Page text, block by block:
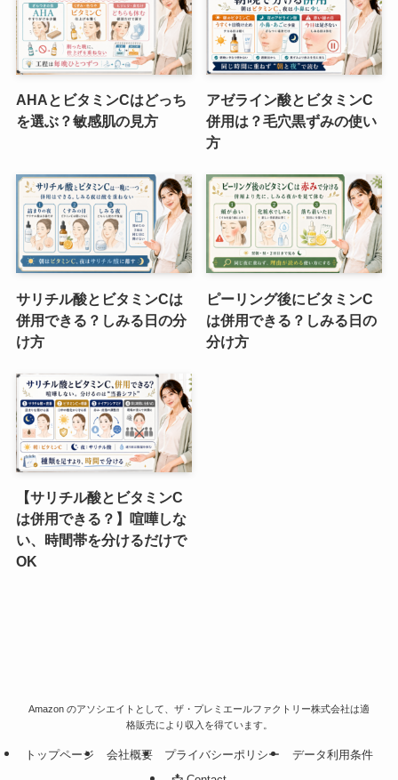
AHAとビタミンCはどっち
を選ぶ？敏感肌の見方
アゼライン酸とビタミンC
併用は？毛穴黒ずみの使い
方
サリチル酸とビタミンCは
併用できる？しみる日の分
け方
ピーリング後にビタミンC
は併用できる？しみる日の
分け方
【サリチル酸とビタミンC
は併用できる？】喧嘩しな
い、時間帯を分けるだけで
OK
Amazon のアソシエイトとして、ザ・プレミエールファクトリー株式会社は適
格販売により収入を得ています。
トップページ 会社概要 プライバシーポリシー
データ利用条件